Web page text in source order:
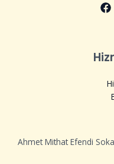
Ahmet Mithat Efendi